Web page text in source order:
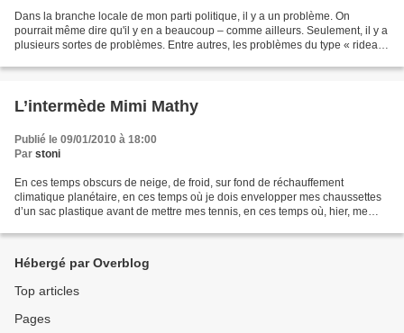
Dans la branche locale de mon parti politique, il y a un problème. On
pourrait même dire qu'il y en a beaucoup – comme ailleurs. Seulement, il y a
plusieurs sortes de problèmes. Entre autres, les problèmes du type « rideau
L’intermède Mimi Mathy
Publié le 09/01/2010 à 18:00
Par stoni
En ces temps obscurs de neige, de froid, sur fond de réchauffement
climatique planétaire, en ces temps où je dois envelopper mes chaussettes
d’un sac plastique avant de mettre mes tennis, en ces temps où, hier, me
Hébergé par Overblog
Top articles
Pages